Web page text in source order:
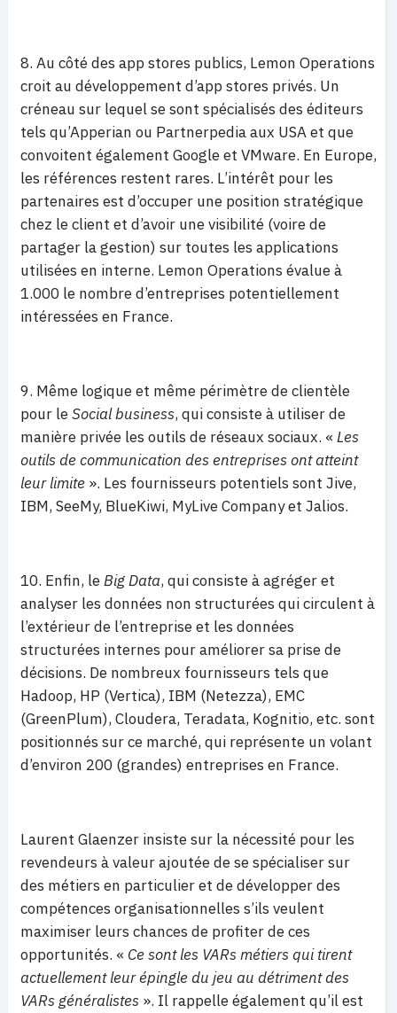
8. Au côté des app stores publics, Lemon Operations
croit au développement d’app stores privés. Un
créneau sur lequel se sont spécialisés des éditeurs
tels qu’Apperian ou Partnerpedia aux USA et que
convoitent également Google et VMware. En Europe,
les références restent rares. L’intérêt pour les
partenaires est d’occuper une position stratégique
chez le client et d’avoir une visibilité (voire de
partager la gestion) sur toutes les applications
utilisées en interne. Lemon Operations évalue à
1.000 le nombre d’entreprises potentiellement
intéressées en France.
9. Même logique et même périmètre de clientèle
pour leSocial business, qui consiste à utiliser de
manière privée les outils de réseaux sociaux. « Les
outils de communication des entreprises ont atteint
leur limite ». Les fournisseurs potentiels sont Jive,
IBM, SeeMy, BlueKiwi, MyLive Company et Jalios.
10. Enfin, leBig Data, qui consiste à agréger et
analyser les données non structurées qui circulent à
l’extérieur de l’entreprise et les données
structurées internes pour améliorer sa prise de
décisions. De nombreux fournisseurs tels que
Hadoop, HP (Vertica), IBM (Netezza), EMC
(GreenPlum), Cloudera, Teradata, Kognitio, etc. sont
positionnés sur ce marché, qui représente un volant
d’environ 200 (grandes) entreprises en France.
Laurent Glaenzer insiste sur la nécessité pour les
revendeurs à valeur ajoutée de se spécialiser sur
des métiers en particulier et de développer des
compétences organisationnelles s’ils veulent
maximiser leurs chances de profiter de ces
opportunités. « Ce sont les VARs métiers qui tirent
actuellement leur épingle du jeu au détriment des
VARs généralistes ». Il rappelle également qu’il est